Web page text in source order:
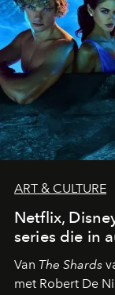
ART & CULTURE
Netflix,
series die in
Van The Shards
met Robert De